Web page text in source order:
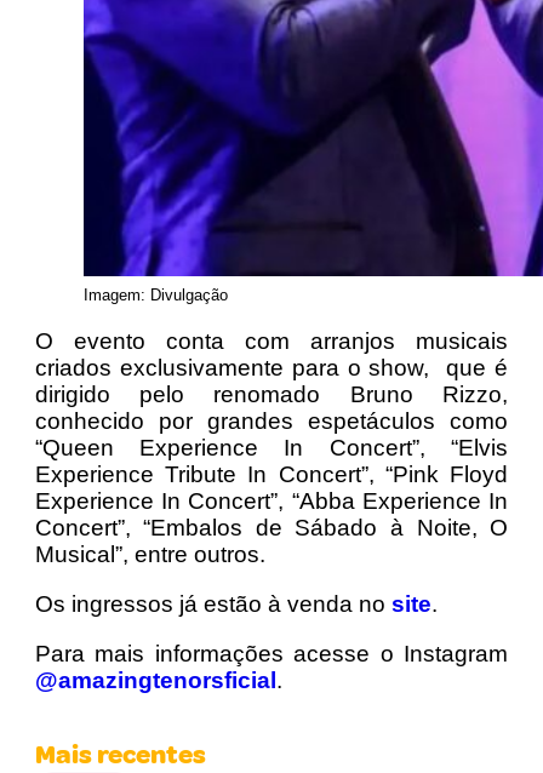
Imagem: Divulgação
O evento conta com arranjos musicais
criados exclusivamente para o show, que é
dirigido pelo renomado Bruno Rizzo,
conhecido por grandes espetáculos como
“Queen Experience In Concert”, “Elvis
Experience Tribute In Concert”, “Pink Floyd
Experience In Concert”, “Abba Experience In
Concert”, “Embalos de Sábado à Noite, O
Musical”, entre outros.
Os ingressos já estão à venda no site.
Para mais informações acesse o Instagram
@amazingtenorsficial.
Mais recentes